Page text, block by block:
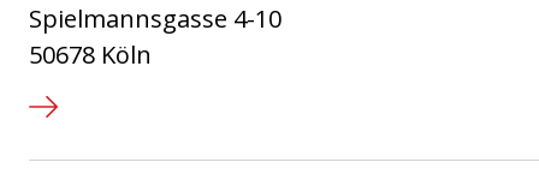
Spielmannsgasse 4-10
50678 Köln